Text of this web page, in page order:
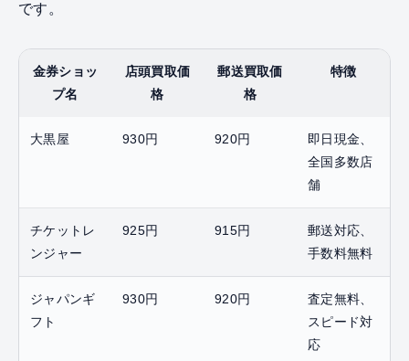
です。
金券ショッ
プ名
店頭買取価
格
郵送買取価
格
特徴
大黒屋 930円 920円
即日現金、
全国多数店
舗
チケットレ
ンジャー
925円 915円
郵送対応、
手数料無料
ジャパンギ
フト
930円 920円
査定無料、
スピード対
応